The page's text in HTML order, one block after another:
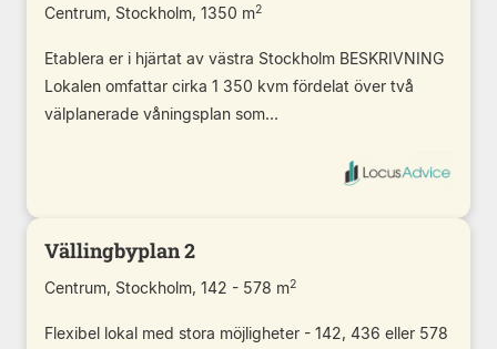
Centrum, Stockholm, 1350 m2
Etablera er i hjärtat av västra Stockholm BESKRIVNING
Lokalen omfattar cirka 1 350 kvm fördelat över två
välplanerade våningsplan som...
Vällingbyplan 2
Centrum, Stockholm, 142 - 578 m2
Flexibel lokal med stora möjligheter - 142, 436 eller 578